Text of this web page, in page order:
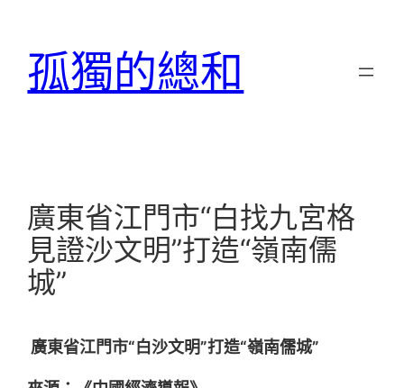
孤獨的總和
廣東省江門市“白找九宮格
見證沙文明”打造“嶺南儒
城”
廣東省江門市“白沙文明”打造“嶺南儒城”